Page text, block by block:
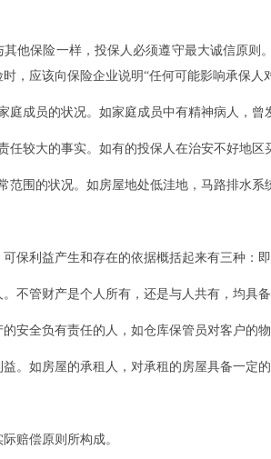
他保险一样，投保人必须遵守最大诚信原
，应该向保险企业说明“任何可能影响承保
庭成员的状况。如家庭成员中有精神病人，
任较大的事实。如有的投保人在治安不好地
范围的状况。如房屋地处低洼地，马路排水
保利益产生和存在的依据概括起来有三种：
不管财产是个人所有，还是与人共有，均具
安全负有责任的人，如仓库保管员对客户的
。如房屋的承租人，对承租的房屋具备一定
赔偿原则所构成。